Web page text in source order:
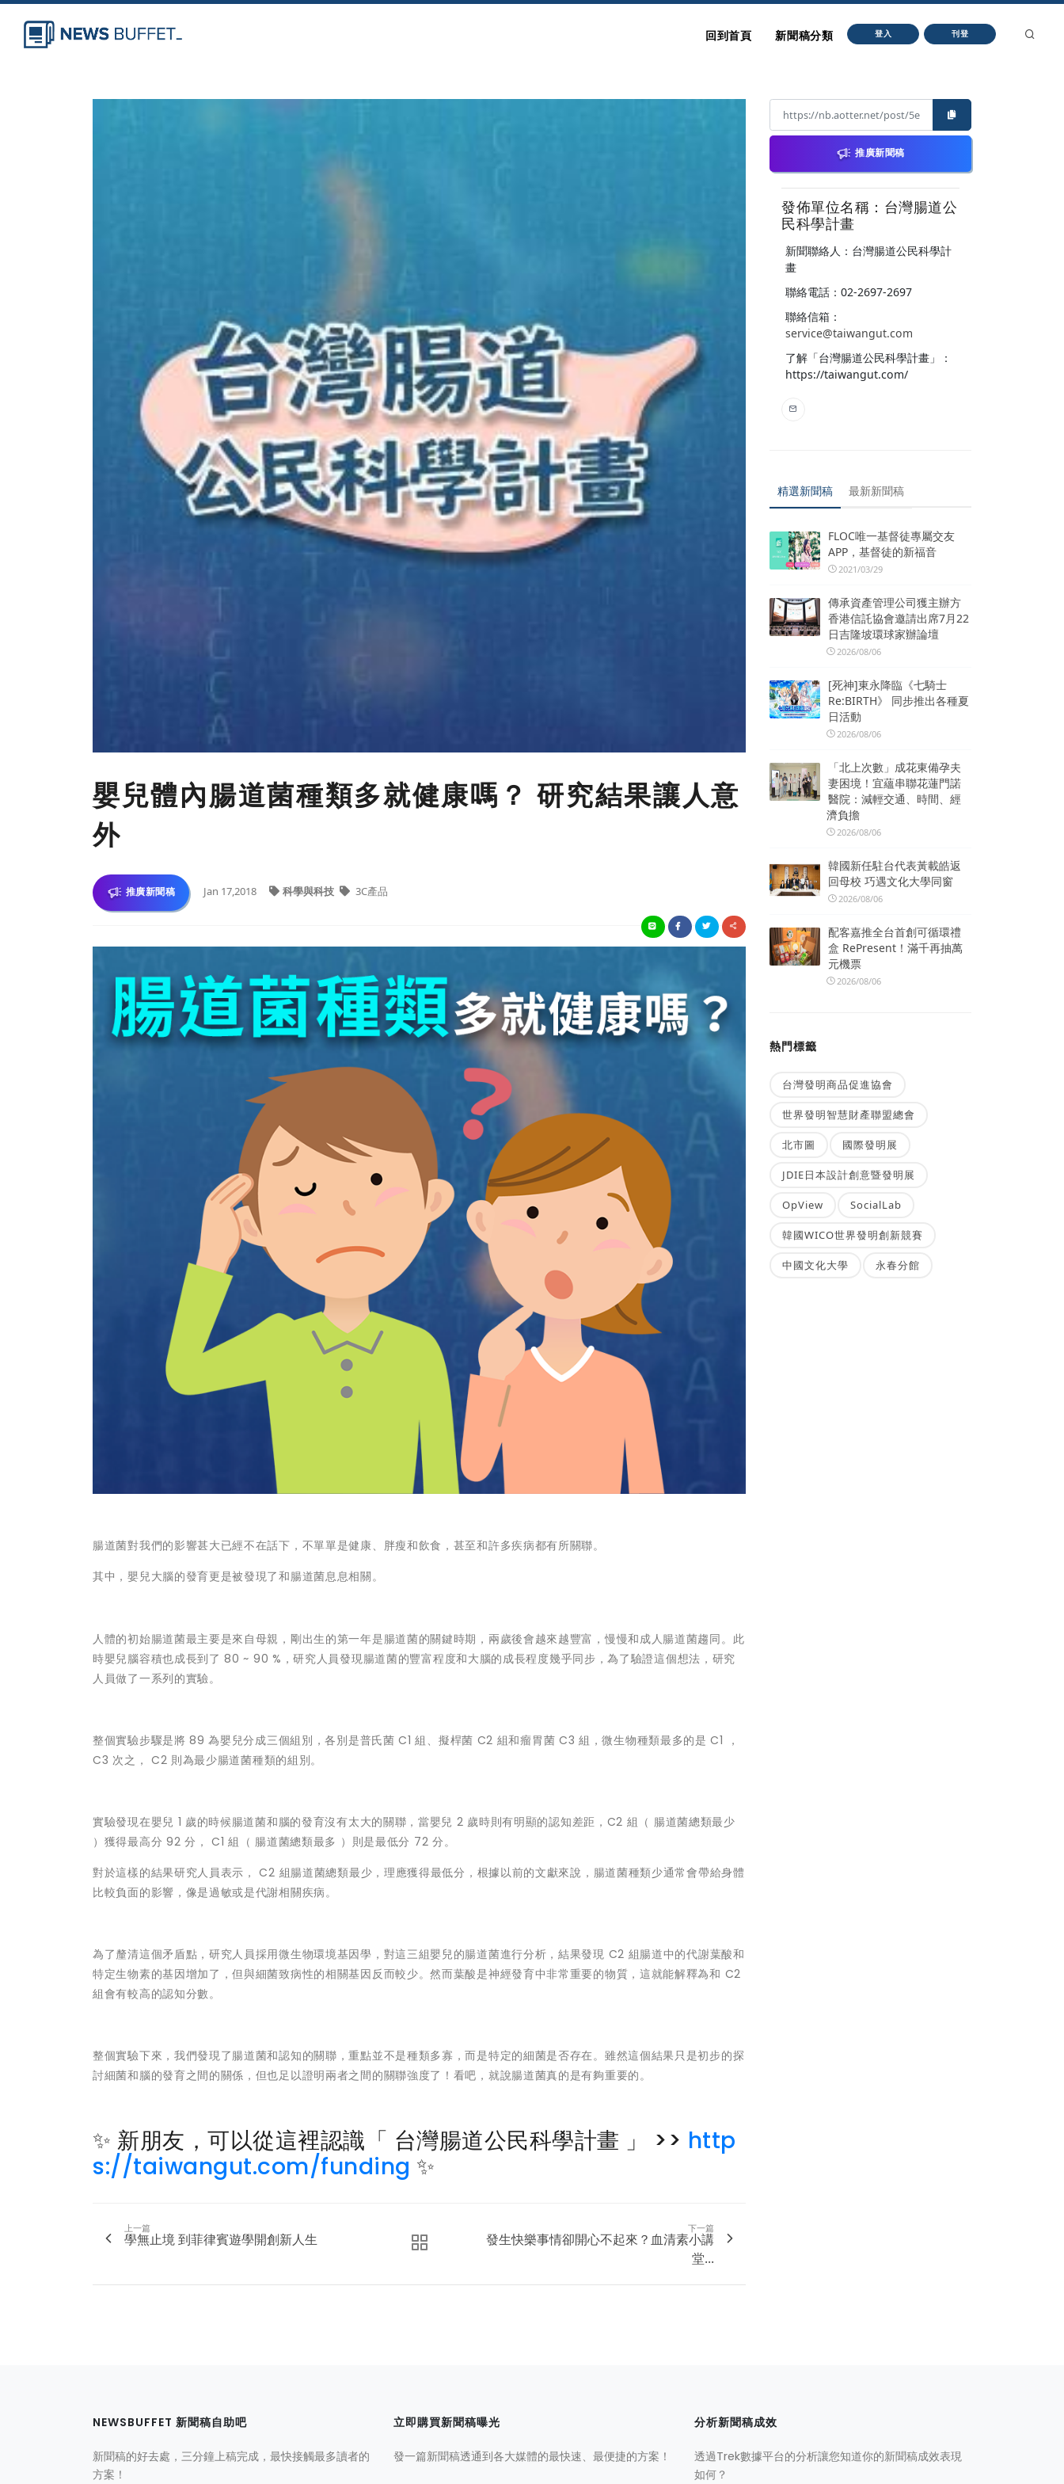
回到首頁 新聞稿分類 登入 刊登
嬰兒體內腸道菌種類多就健康嗎？ 研究結果讓人意
外
推廣新聞稿 Jan 17,2018 科學與科技 3C產品
腸道菌對我們的影響甚大已經不在話下，不單單是健康、胖瘦和飲食，甚至和許多疾病都有所關聯。
其中，嬰兒大腦的發育更是被發現了和腸道菌息息相關。
人體的初始腸道菌最主要是來自母親，剛出生的第一年是腸道菌的關鍵時期，兩歲後會越來越豐富，慢慢和成人腸道菌趨同。此
時嬰兒腦容積也成長到了 80 ~ 90 %，研究人員發現腸道菌的豐富程度和大腦的成長程度幾乎同步，為了驗證這個想法，研究
人員做了一系列的實驗。
整個實驗步驟是將 89 為嬰兒分成三個組別，各別是普氏菌 C1 組、擬桿菌 C2 組和瘤胃菌 C3 組，微生物種類最多的是 C1 ，
C3 次之， C2 則為最少腸道菌種類的組別。
實驗發現在嬰兒 1 歲的時候腸道菌和腦的發育沒有太大的關聯，當嬰兒 2 歲時則有明顯的認知差距，C2 組（ 腸道菌總類最少
）獲得最高分 92 分， C1 組（ 腸道菌總類最多 ）則是最低分 72 分。
對於這樣的結果研究人員表示， C2 組腸道菌總類最少，理應獲得最低分，根據以前的文獻來說，腸道菌種類少通常會帶給身體
比較負面的影響，像是過敏或是代謝相關疾病。
為了釐清這個矛盾點，研究人員採用微生物環境基因學，對這三組嬰兒的腸道菌進行分析，結果發現 C2 組腸道中的代謝葉酸和
特定生物素的基因增加了，但與細菌致病性的相關基因反而較少。然而葉酸是神經發育中非常重要的物質，這就能解釋為和 C2
組會有較高的認知分數。
整個實驗下來，我們發現了腸道菌和認知的關聯，重點並不是種類多寡，而是特定的細菌是否存在。雖然這個結果只是初步的探
討細菌和腦的發育之間的關係，但也足以證明兩者之間的關聯強度了！看吧，就說腸道菌真的是有夠重要的。
✨ 新朋友，可以從這裡認識「 台灣腸道公民科學計畫 」 >> http
s://taiwangut.com/funding ✨
上一篇
學無止境 到菲律賓遊學開創新人生
下一篇
發生快樂事情卻開心不起來？血清素小講
堂...
推廣新聞稿
發佈單位名稱：台灣腸道公
民科學計畫
新聞聯絡人：台灣腸道公民科學計
畫
聯絡電話：02-2697-2697
聯絡信箱：
service@taiwangut.com
了解「台灣腸道公民科學計畫」：
https://taiwangut.com/
精選新聞稿 最新新聞稿
FLOC唯一基督徒專屬交友
APP，基督徒的新福音
2021/03/29
傳承資產管理公司獲主辦方
香港信託協會邀請出席7月22
日吉隆坡環球家辦論壇
2026/08/06
[死神]東永降臨《七騎士
Re:BIRTH》 同步推出各種夏
日活動
2026/08/06
「北上次數」成花東備孕夫
妻困境！宜蘊串聯花蓮門諾
醫院：減輕交通、時間、經
濟負擔
2026/08/06
韓國新任駐台代表黃載皓返
回母校 巧遇文化大學同窗
2026/08/06
配客嘉推全台首創可循環禮
盒 RePresent！滿千再抽萬
元機票
2026/08/06
熱門標籤
台灣發明商品促進協會
世界發明智慧財產聯盟總會
北市圖 國際發明展
JDIE日本設計創意暨發明展
OpView SocialLab
韓國WICO世界發明創新競賽
中國文化大學 永春分館
NEWSBUFFET 新聞稿自助吧
新聞稿的好去處，三分鐘上稿完成，最快接觸最多讀者的
方案！
立即購買新聞稿曝光
發一篇新聞稿透通到各大媒體的最快速、最便捷的方案！
分析新聞稿成效
透過Trek數據平台的分析讓您知道你的新聞稿成效表現
如何？